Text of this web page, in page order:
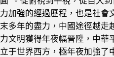
力加強的經過歷程，也是社會
末多年的盡力，中國途徑越走
力文明獲得年夜幅晉陞，中華
立于世界西方，極年夜加強了